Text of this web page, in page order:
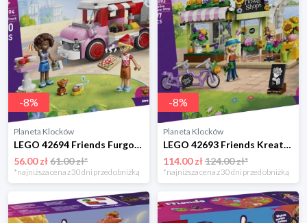
-8%
Planeta Klocków
LEGO 42694 Friends Furgonetka z pizzą Lego
56.00 zł61.00 zł*
*najniższa cena z 30 dni przed obniżką
-8%
Planeta Klocków
LEGO 42693 Friends Kreatywna kwiaciarnia Lego
114.00 zł124.00 zł*
*najniższa cena z 30 dni przed obniżką